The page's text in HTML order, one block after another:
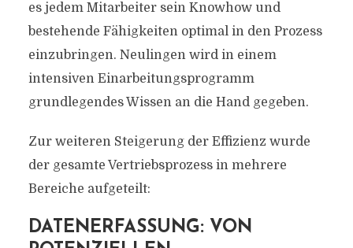
es jedem Mitarbeiter sein Knowhow und
bestehende Fähigkeiten optimal in den Prozess
einzubringen. Neulingen wird in einem
intensiven Einarbeitungsprogramm
grundlegendes Wissen an die Hand gegeben.
Zur weiteren Steigerung der Effizienz wurde
der gesamte Vertriebsprozess in mehrere
Bereiche aufgeteilt:
DATENERFASSUNG: VON